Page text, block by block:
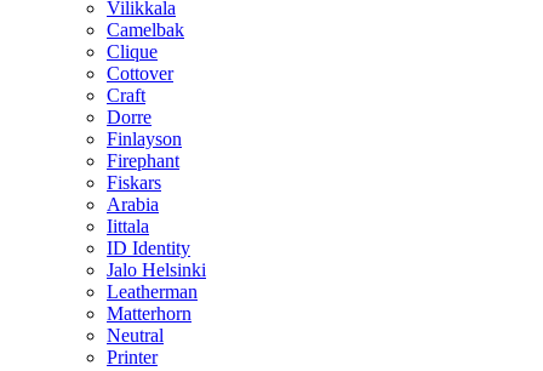
Vilikkala
Camelbak
Clique
Cottover
Craft
Dorre
Finlayson
Firephant
Fiskars
Arabia
Iittala
ID Identity
Jalo Helsinki
Leatherman
Matterhorn
Neutral
Printer